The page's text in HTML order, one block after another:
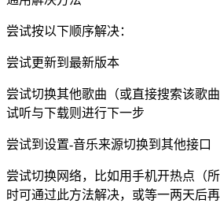
尝试按以下顺序解决：
尝试更新到最新版本
尝试切换其他歌曲（或直接搜索该歌
试听与下载则进行下一步
尝试到设置-音乐来源切换到其他接口
尝试切换网络，比如用手机开热点（
时可通过此方法解决，或等一两天后再